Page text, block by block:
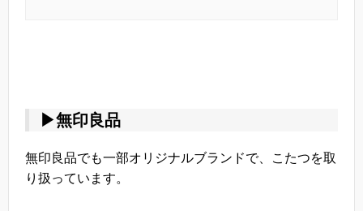
▶無印良品
無印良品でも一部オリジナルブランドで、こたつを取
り扱っています。